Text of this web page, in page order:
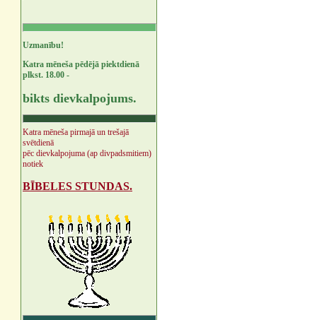
Uzmanību!
Katra mēneša pēdējā piektdienā
plkst. 18.00 -
bikts dievkalpojums.
Katra mēneša pirmajā un trešajā
svētdienā
pēc dievkalpojuma (ap divpadsmitiem)
notiek
BĪBELES STUNDAS.